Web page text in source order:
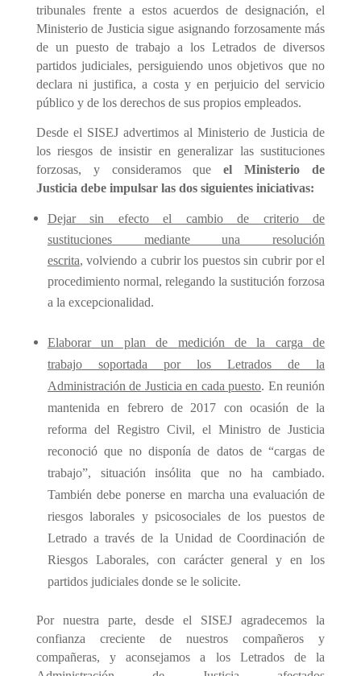
tribunales frente a estos acuerdos de designación,el
Ministerio de Justicia sigue asignando forzosamente más
de un puesto de trabajo a los Letradosde diversos
partidos judiciales, persiguiendounos objetivos que no
declara ni justifica, a costa y en perjuicio del servicio
público y delos derechos de sus propios empleados.
Desde el SISEJ advertimos al Ministerio de Justicia de
los riesgos de insistir en generalizar las sustituciones
forzosas, y consideramosqueel Ministerio de
Justicia debe impulsar lasdos siguientesiniciativas:
Dejar sin efecto el cambio de criterio de
sustitucionesmediante una resolución
escrita,volviendo a cubrir los puestos sin cubrir por el
procedimiento normal, relegando la sustitución forzosa
a la excepcionalidad.
Elaborarun plan de medición de la carga de
trabajosoportada por los Letrados de la
Administración de Justicia en cada puesto. En reunión
mantenida en febrero de 2017 con ocasión de la
reforma del Registro Civil, el Ministro de Justicia
reconoció que no disponía de datos de “cargas de
trabajo”, situacióninsólita que no ha cambiado.
También debe ponerse en marcha una evaluación de
riesgos laborales y psicosociales de los puestos de
Letrado a través de la Unidad de Coordinación de
Riesgos Laborales, con carácter general y en los
partidos judiciales donde se le solicite.
Por nuestra parte, desde el SISEJ agradecemos la
confianza creciente de nuestros compañeros y
compañeras, yaconsejamos a los Letrados de la